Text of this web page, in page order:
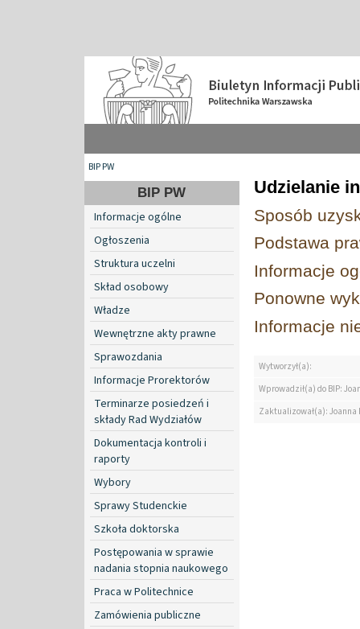
BIP PW
BIP PW
Informacje ogólne
Ogłoszenia
Struktura uczelni
Skład osobowy
Władze
Wewnętrzne akty prawne
Sprawozdania
Informacje Prorektorów
Terminarze posiedzeń i
składy Rad Wydziałów
Dokumentacja kontroli i
raporty
Wybory
Sprawy Studenckie
Szkoła doktorska
Postępowania w sprawie
nadania stopnia naukowego
Praca w Politechnice
Zamówienia publiczne
Udzielanie
Sposób
Podstawa
Informacje
Ponowne
Informacje
Wytworzył(a):
Wprowadził(a) do BIP:
Zaktualizował(a):